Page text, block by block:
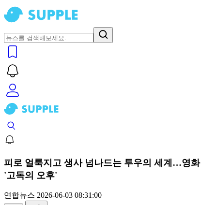
피로 얼룩지고 생사 넘나드는 투우의 세계…영화
'고독의 오후'
연합뉴스 2026-06-03 08:31:00